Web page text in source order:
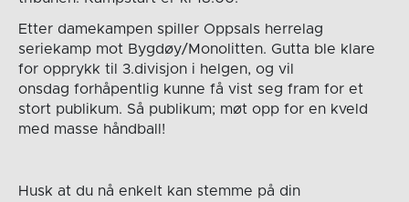
Etter damekampen spiller Oppsals herrelag
seriekamp mot Bygdøy/Monolitten. Gutta ble klare
for opprykk til 3.divisjon i helgen, og vil
onsdag forhåpentlig kunne få vist seg fram for et
stort publikum. Så publikum; møt opp for en kveld
med masse håndball!
Husk at du nå enkelt kan stemme på din